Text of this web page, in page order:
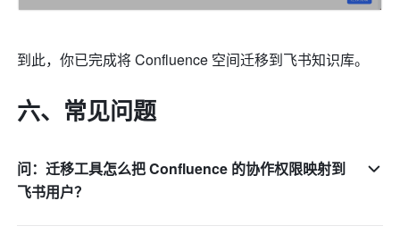
到此，你已完成将 Confluence 空间迁移到飞书知识库。
六、常见问题
问：迁移工具怎么把 Confluence 的协作权限映射到
飞书用户？